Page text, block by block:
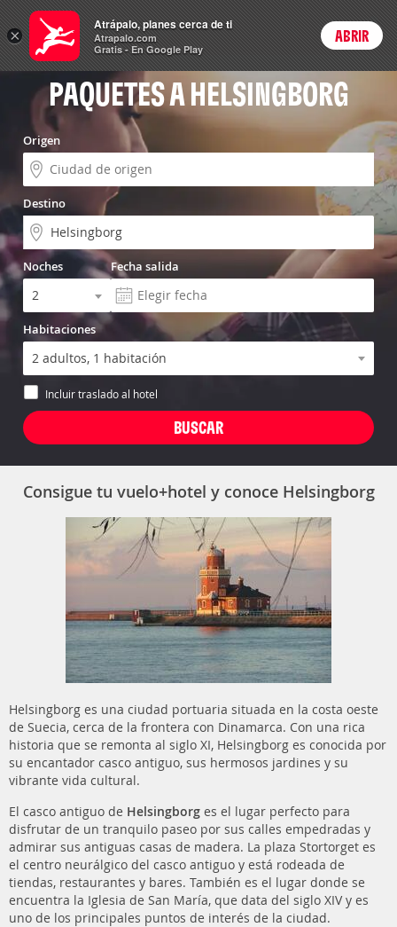
Vuelo+Hotel Login
PAQUETES A HELSINGBORG
Origen
Destino
Noches Fecha salida
Habitaciones
Incluir traslado al hotel
Consigue tu vuelo+hotel y conoce Helsingborg
Helsingborg es una ciudad portuaria situada en la costa oeste
de Suecia, cerca de la frontera con Dinamarca. Con una rica
historia que se remonta al siglo XI, Helsingborg es conocida por
su encantador casco antiguo, sus hermosos jardines y su
vibrante vida cultural.
El casco antiguo de Helsingborg es el lugar perfecto para
disfrutar de un tranquilo paseo por sus calles empedradas y
admirar sus antiguas casas de madera. La plaza Stortorget es
el centro neurálgico del casco antiguo y está rodeada de
tiendas, restaurantes y bares. También es el lugar donde se
encuentra la Iglesia de San María, que data del siglo XIV y es
uno de los principales puntos de interés de la ciudad.
×
Atrápalo, planes cerca de ti
Atrapalo.com
Gratis - En Google Play
ABRIR